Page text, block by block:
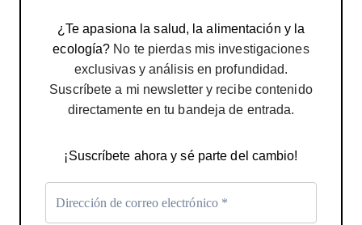
¿Te apasiona la salud, la alimentación y la
ecología? No te pierdas mis investigaciones
exclusivas y análisis en profundidad.
Suscríbete a mi newsletter y recibe contenido
directamente en tu bandeja de entrada.
¡Suscríbete ahora y sé parte del cambio!